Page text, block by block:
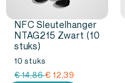
NFC Sleutelhanger
NTAG215 Zwart (10
stuks)
10 stuks
€14,86Oorspronkelijke
€ 12,39